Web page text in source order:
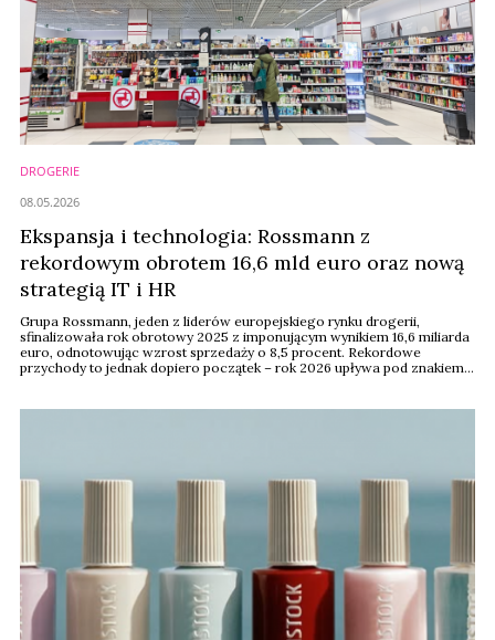
DROGERIE
Ekspansja i technologia: Rossmann z
rekordowym obrotem 16,6 mld euro oraz nową
strategią IT i HR
Grupa Rossmann, jeden z liderów europejskiego rynku drogerii,
sfinalizowała rok obrotowy 2025 z imponującym wynikiem 16,6 miliarda
euro, odnotowując wzrost sprzedaży o 8,5 procent. Rekordowe
przychody to jednak dopiero początek – rok 2026 upływa pod znakiem
wyzwania nowej dekady w handlu ...
08.05.2026